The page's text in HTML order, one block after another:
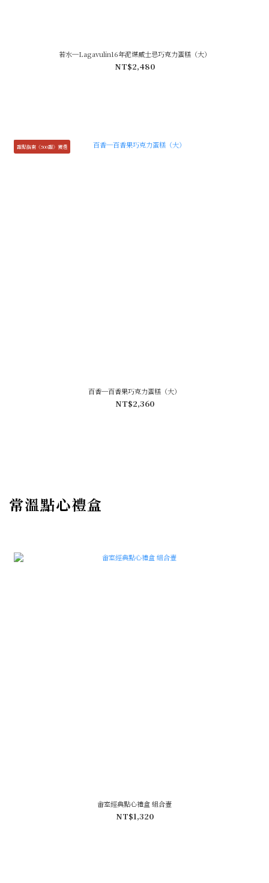
若水─Lagavulin16年泥煤威士忌巧克力蛋糕（大）
NT$2,480
甜點指南《500甜》獲選
百香─百香果巧克力蛋糕（大）
NT$2,360
常溫點心禮盒
畬室經典點心禮盒 組合壹
NT$1,320